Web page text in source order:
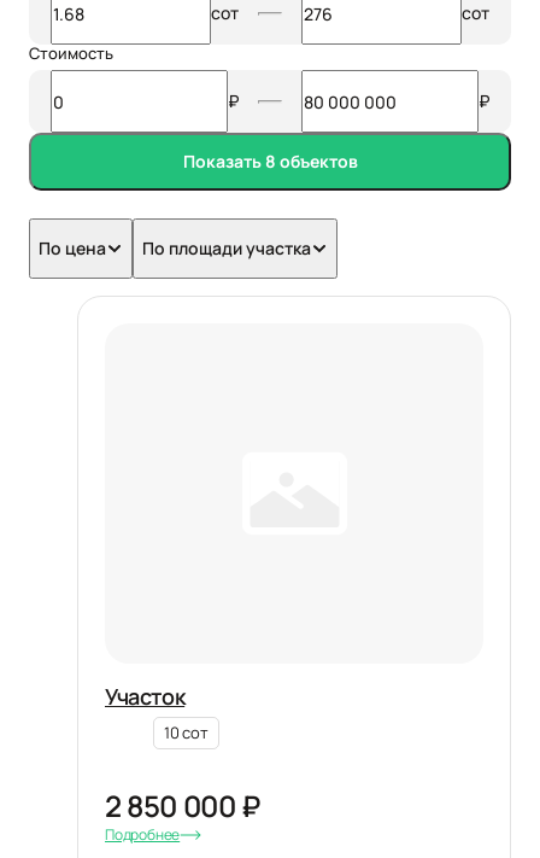
сот сот
Стоимость
₽ ₽
Показать 8 объектов
По цена По площади участка
Участок
10 сот
2 850 000 ₽
Подробнее